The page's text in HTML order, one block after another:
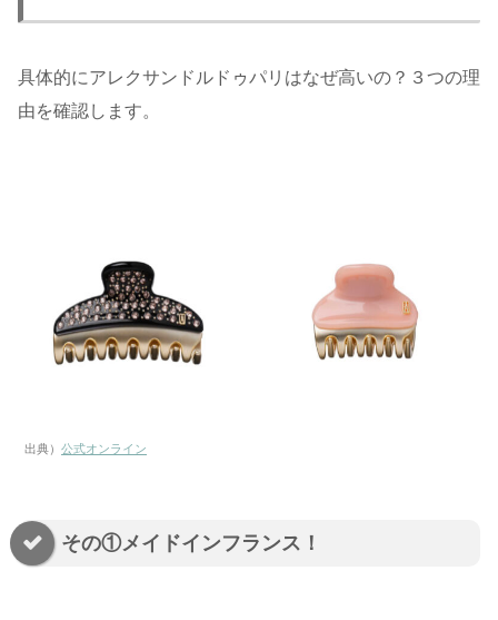
具体的にアレクサンドルドゥパリはなぜ高いの？３つの理
由を確認します。
出典） 公式オンライン
その①メイドインフランス！